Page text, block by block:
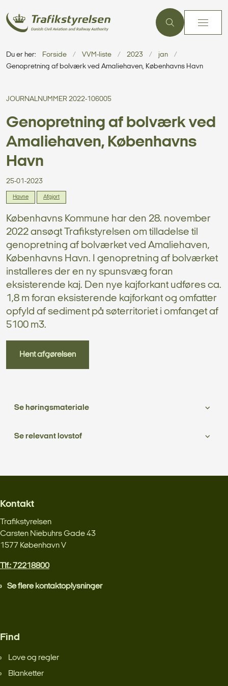
Du er her: Forside VVM-liste 2023
jan
Genopretning af bolværk ved Amaliehaven, Københavns Havn
JOURNALNUMMER 2022-106005
Genopretning af bolværk ved
Amaliehaven, Københavns
Havn
25-01-2023
Havne Afgjort
Københavns Kommune har den 28. november
2022 ansøgt Trafikstyrelsen om tilladelse til
genopretning af bolværket ved Amaliehaven,
Københavns Havn. I genopretning af bolværket
installeres der en ny spunsvæg foran
eksisterende kaj. Den nye kajforkant udføres ca.
1,8 m foran eksisterende kajforkant og omfatter
opfyld af sediment på søterritoriet i omfanget af
5100 m3.
Hent afgørelsen
Se høringsmateriale
Se relevant lovstof
Kontakt
Trafikstyrelsen
Carsten Niebuhrs Gade 43
1577 København V
Tlf.: 72218800
Se flere kontaktoplysninger
Find
Love og regler
Blanketter